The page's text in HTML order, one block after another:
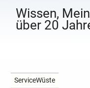
Wissen,
über 20
ServiceWüste